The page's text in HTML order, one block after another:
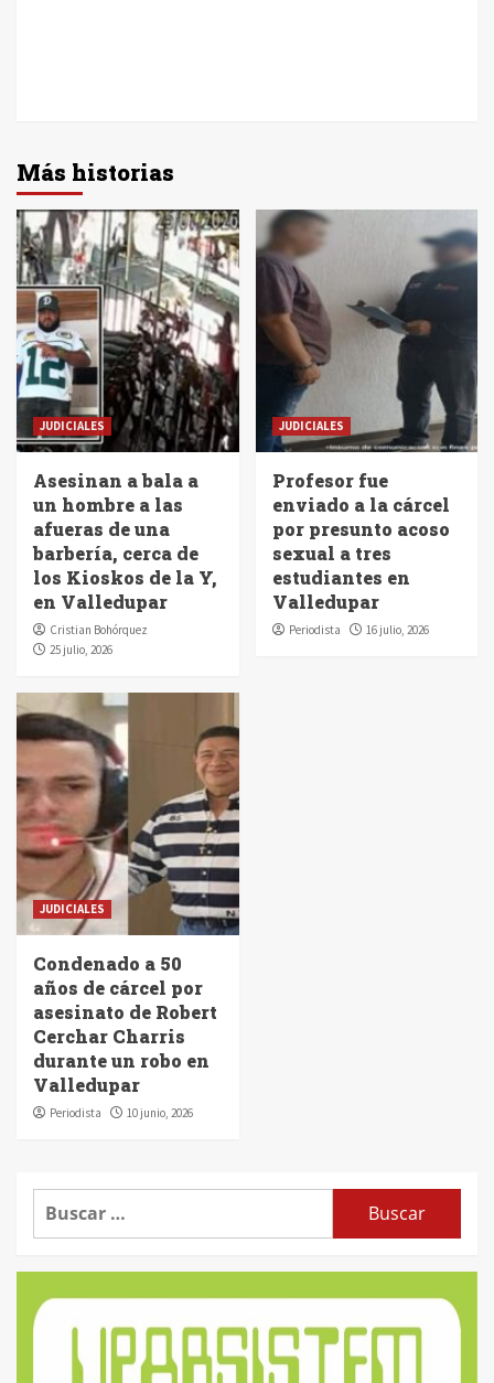
Más historias
JUDICIALES
Asesinan a bala a
un hombre a las
afueras de una
barbería, cerca de
los Kioskos de la Y,
en Valledupar
Cristian Bohórquez
25 julio, 2026
JUDICIALES
Profesor fue
enviado a la cárcel
por presunto acoso
sexual a tres
estudiantes en
Valledupar
Periodista 16 julio, 2026
JUDICIALES
Condenado a 50
años de cárcel por
asesinato de Robert
Cerchar Charris
durante un robo en
Valledupar
Periodista 10 junio, 2026
Buscar: